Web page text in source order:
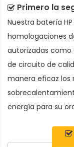
Primero la
Nuestra batería HP
homologaciones
autorizadas como
de circuito de
manera eficaz
energía para su